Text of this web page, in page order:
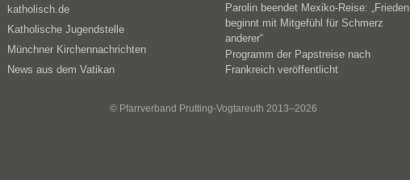
katholisch.de
Katholische Jugendstelle
Münchner Kirchennachrichten
News aus dem Vatikan
Parolin beendet Mexiko-Reise: „Frieden
beginnt mit Mitgefühl für Schmerz
anderer“
Programm der Papstreise nach
Frankreich veröffentlicht
© Pfarrverband Prutting-Vogtareuth 2013–2026